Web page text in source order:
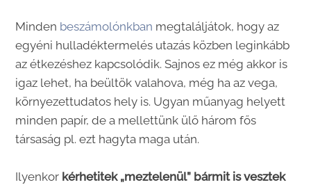
Minden beszámolónkban megtaláljátok, hogy az
egyéni hulladéktermelés utazás közben leginkább
az étkezéshez kapcsolódik. Sajnos ez még akkor is
igaz lehet, ha beültök valahova, még ha az vega,
környezettudatos hely is. Ugyan műanyag helyett
minden papír, de a mellettünk ülő három fős
társaság pl. ezt hagyta maga után.
Ilyenkor kérhetitek „meztelenül” bármit is vesztek